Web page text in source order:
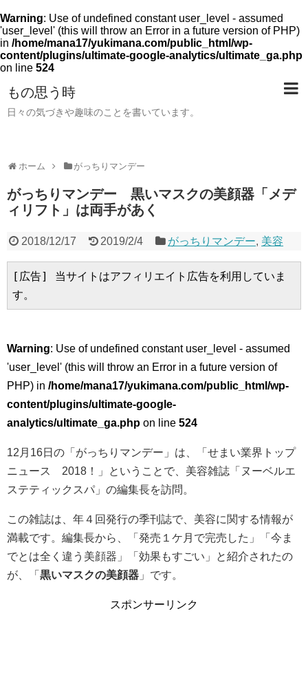
Warning: Use of undefined constant user_level - assumed
'user_level' (this will throw an Error in a future version of PHP)
in /home/mana17/yukimana.com/public_html/wp-
content/plugins/ultimate-google-analytics/ultimate_ga.php
on line 524
もの思う時
日々の気づきや趣味のことを書いています。
ホーム がっちりマンデー
がっちりマンデー 黒いマスクの美顔器「メデ
ィリフト」は両手があく
2018/12/17 2019/2/4 がっちりマンデー, 美容
[広告] 当サイトはアフィリエイト広告を利用していま
す。
Warning: Use of undefined constant user_level - assumed
'user_level' (this will throw an Error in a future version of
PHP) in /home/mana17/yukimana.com/public_html/wp-
content/plugins/ultimate-google-
analytics/ultimate_ga.php on line 524
12月16日の「がっちりマンデー」は、「せまい業界トップ
ニュース 2018！」ということで、美容雑誌「ヌーベルエ
ステティックスパ」の編集長を訪問。
この雑誌は、年４回発行の季刊誌で、美容に関する情報が
満載です。編集長から、「発売１ケ月で完売した」「今ま
でとは全く違う美顔器」「効果もすごい」と紹介されたの
が、「 黒いマスクの美顔器 」です。
スポンサーリンク